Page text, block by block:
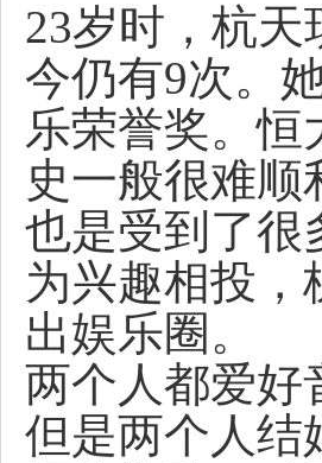
23岁时，杭
今仍有9次。
乐荣誉奖。恒
史一般很难
也是受到了很
为兴趣相投，
出娱乐圈。
两个人都爱好
但是两个人结